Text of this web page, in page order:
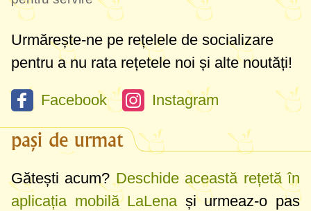
pot savura în clasicul
sos de roșii Marinara,
cusos Pestosau multe alte combinații
minunate. Voi doar să vă faceți rezerve de
gnocchi la congelator, idei vor fi nesfârșite!
Urmărește-ne pe rețelele de socializare
pentru a nu rata rețetele noi și alte noutăți!
Facebook Instagram
pași de urmat
Gătești acum?Deschide această rețetă în
aplicația mobilă LaLenași urmeaz-o pas